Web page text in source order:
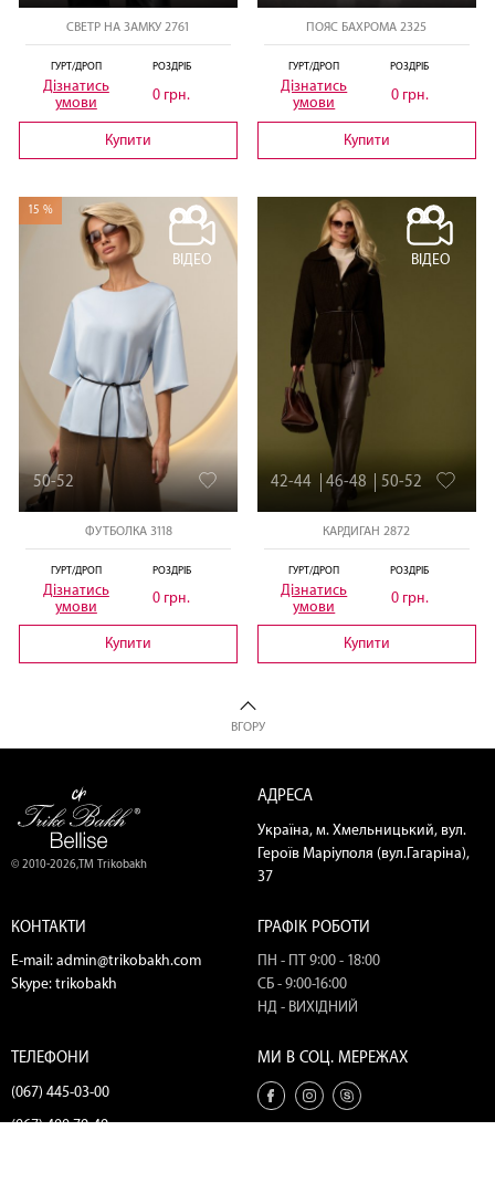
СВЕТР НА ЗАМКУ 2761
ГУРТ/ДРОП
Дізнатись
умови
РОЗДРІБ
0 грн.
Купити
ПОЯС БАХРОМА 2325
ГУРТ/ДРОП
Дізнатись
умови
РОЗДРІБ
0 грн.
Купити
15 %
ВІДЕО
50-52
ФУТБОЛКА 3118
ГУРТ/ДРОП
Дізнатись
умови
РОЗДРІБ
0 грн.
Купити
ВІДЕО
42-44 46-48 50-52
КАРДИГАН 2872
ГУРТ/ДРОП
Дізнатись
умови
РОЗДРІБ
0 грн.
Купити
ВГОРУ
© 2010-2026,ТМ Trikobakh
АДРЕСА
Україна, м. Хмельницький, вул.
Героїв Маріуполя (вул.Гагаріна),
37
КОНТАКТИ
E-mail: admin@trikobakh.com
Skype: trikobakh
ГРАФІК РОБОТИ
ПН - ПТ 9:00 - 18:00
СБ - 9:00-16:00
НД - ВИХІДНИЙ
ТЕЛЕФОНИ
(067) 445-03-00
(067) 400-79-49
МИ В СОЦ. МЕРЕЖАХ